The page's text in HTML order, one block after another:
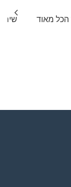
הכל מאוד